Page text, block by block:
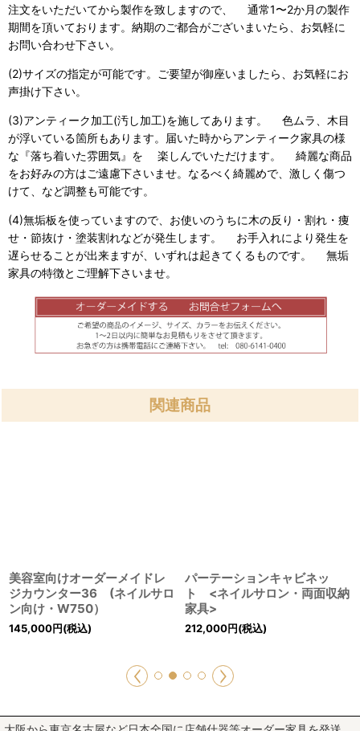
注文をいただいてから製作を致しますので、 通常1〜2か月の製作
期間を頂いております。納期のご都合がございまいたら、お気軽に
お問い合わせ下さい。
(2)サイズの指定が可能です。ご要望が御座いましたら、お気軽にお
声掛け下さい。
(3)アンティーク加工(汚し加工)を施してあります。 色ムラ、木目
が浮いている箇所もあります。届いた時からアンティーク家具の様
な『落ち着いた雰囲気』を 楽しんでいただけます。 綺麗な商品
をお好みの方はご遠慮下さいませ。なるべく綺麗めで、激しく傷つ
けて、など調整も可能です。
(4)無垢板を使っていますので、お使いのうちに木の反り・割れ・痩
せ・節抜け・塗装割れなどが発生します。 お手入れにより発生を
遅らせることが出来ますが、いずれは起きてくるものです。 無垢
家具の特徴とご理解下さいませ。
関連商品
美容室向けオーダーメイドレ
ジカウンター36 (ネイルサロ
ン向け・W750）
145,000円(税込)
パーテーションキャビネッ
ト <ネイルサロン・両面収納
家具>
212,000円(税込)